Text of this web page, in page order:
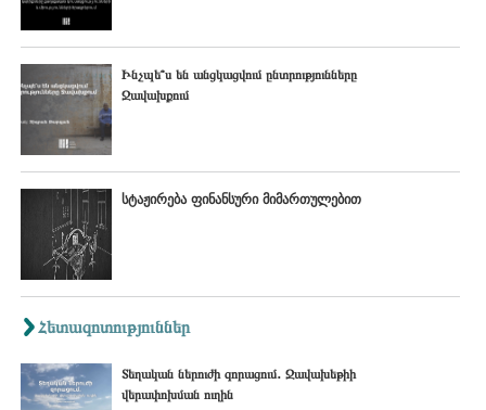
Ինչպե՞ս են անցկացվում ընտրությունները
Ջավախքում
სტაჟირება ფინანსური მიმართულებით
Հետազոտություններ
Տեղական ներուժի զորացում․ Ջավախեթիի
վերափոխման ուղին